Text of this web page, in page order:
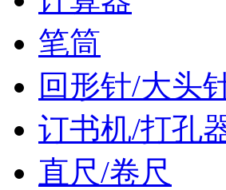
笔筒
回形针/大头
订书机/打孔
直尺/卷尺